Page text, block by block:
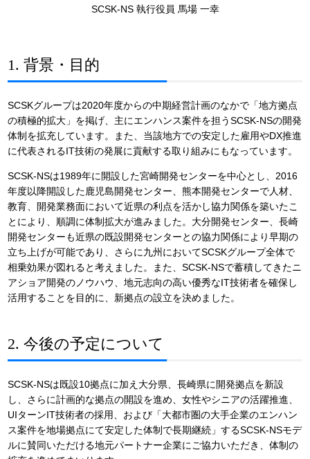
SCSK-NS 執行役員 馬場 一幸
1. 背景・目的
SCSKグループは2020年度からの中期経営計画のなかで「地方拠点
の積極的拡大」を掲げ、主にエンハンス案件を担うSCSK-NSの開発
体制を拡充しています。また、当該地方での安定した雇用やDX推進
に代表されるIT技術の発展に貢献する取り組みにもなっています。
SCSK-NSは1989年に開設した宮崎開発センターを中心とし、2016
年度以降開設した鹿児島開発センター、熊本開発センターで人材、
教育、開発業務面において近県の利点を活かし協力関係を築いたこ
とにより、順調に体制拡大が進みました。大分開発センター、長崎
開発センターも近県の既設開発センターとの協力関係により早期の
立ち上げが可能であり、さらに九州においてSCSKグループ全体で
相乗効果が図れると考えました。また、SCSK-NSで蓄積してきたニ
アショア開発のノウハウ、地元志向の高い優秀なIT技術者を確保し
活用することを目的に、新拠点の設立を決めました。
2. 今後の予定について
SCSK-NSは既設10拠点に加え大分県、長崎県に開発拠点を新設
し、さらに計画的な拠点の開設を進め、女性やシニアの活躍推進、
UIターンIT技術者の採用、および「大都市圏の大手企業のエンハン
ス案件を地場拠点にて安定した体制で長期継続」するSCSK-NSモデ
ルに賛同いただける地元パートナー企業にご協力いただき、体制の